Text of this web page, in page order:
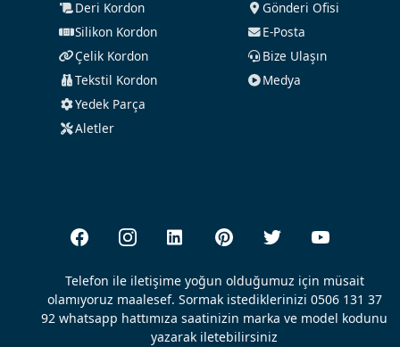
Deri Kordon
Silikon Kordon
Çelik Kordon
Tekstil Kordon
Yedek Parça
Aletler
Gönderi Ofisi
E-Posta
Bize Ulaşın
Medya
Telefon ile iletişime yoğun olduğumuz için müsait
olamıyoruz maalesef. Sormak istediklerinizi 0506 131 37
92 whatsapp hattımıza saatinizin marka ve model kodunu
yazarak iletebilirsiniz